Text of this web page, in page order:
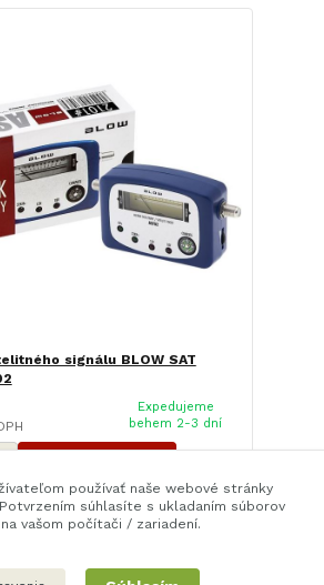
signálu BLOW SAT
Expedujeme
behem 2-3 dní
strana z 1
používať naše webové stránky
súhlasíte s ukladaním súborov
vašom počítači / zariadení.